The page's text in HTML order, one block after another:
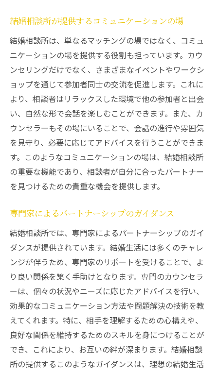
結婚相談所が提供するコミュニケーションの場
結婚相談所は、単なるマッチングの場ではなく、コミュ
ニケーションの場を提供する役割も担っています。カウ
ンセリングだけでなく、さまざまなイベントやワークシ
ョップを通じて参加者同士の交流を促進します。これに
より、相談者はリラックスした環境で他の参加者と出会
い、自然な形で会話を楽しむことができます。また、カ
ウンセラーもその場にいることで、会話の進行や雰囲気
を見守り、必要に応じてアドバイスを行うことができま
す。このようなコミュニケーションの場は、結婚相談所
の重要な機能であり、相談者が自分に合ったパートナー
を見つけるための貴重な機会を提供します。
専門家によるパートナーシップのガイダンス
結婚相談所では、専門家によるパートナーシップのガイ
ダンスが提供されています。結婚生活には多くのチャレ
ンジが伴うため、専門家のサポートを受けることで、よ
り良い関係を築く手助けとなります。専門のカウンセラ
ーは、個々の状況やニーズに応じたアドバイスを行い、
効果的なコミュニケーション方法や問題解決の技術を教
えてくれます。特に、相手を理解するための心構えや、
良好な関係を維持するためのスキルを身につけることが
でき、これにより、お互いの絆が深まります。結婚相談
所の提供するこのようなガイダンスは、理想の結婚生活